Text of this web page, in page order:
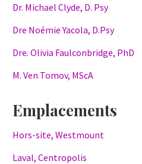
Dr. Michael Clyde, D. Psy
Dre Noémie Yacola, D.Psy
Dre. Olivia Faulconbridge, PhD
M. Ven Tomov, MScA
Emplacements
Hors-site, Westmount
Laval, Centropolis